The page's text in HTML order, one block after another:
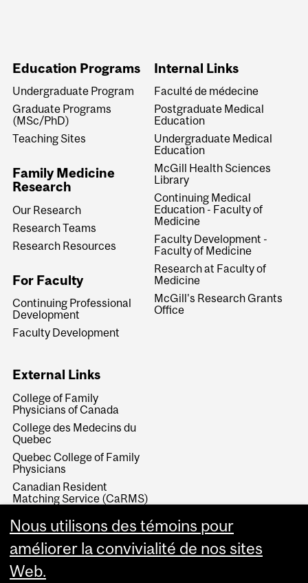
Education Programs
Undergraduate Program
Graduate Programs
(MSc/PhD)
Teaching Sites
Family Medicine
Research
Our Research
Research Teams
Research Resources
For Faculty
Continuing Professional
Development
Faculty Development
Internal Links
Faculté de médecine
Postgraduate Medical
Education
Undergraduate Medical
Education
McGill Health Sciences
Library
Continuing Medical
Education - Faculty of
Medicine
Faculty Development -
Faculty of Medicine
Research at Faculty of
Medicine
McGill's Research Grants
Office
External Links
College of Family
Physicians of Canada
College des Medecins du
Quebec
Quebec College of Family
Physicians
Canadian Resident
Matching Service (CaRMS)
Care Research Group
(NAPCRG)
Nous utilisons des témoins pour
améliorer la convivialité de nos sites
Web.